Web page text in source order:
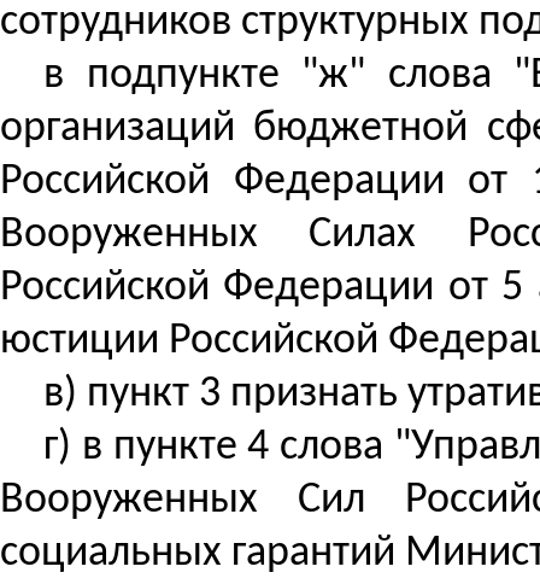
сотрудников структурных
в подпункте "ж" слова
организаций бюджетной
Российской Федерации
Вооруженных Силах
Российской Федерации от 5
юстиции Российской
в) пункт 3 признать
г) в пункте 4 слова
Вооруженных Сил
социальных гарантий